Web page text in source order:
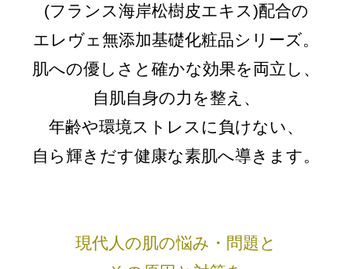
(フランス海岸松樹皮エキス)配合の
エレヴェ無添加基礎化粧品シリーズ。
肌への優しさと確かな効果を両立し、
自肌自身の力を整え、
年齢や環境ストレスに負けない、
自ら輝きだす健康な素肌へ導きます。
現代人の肌の悩み・問題と